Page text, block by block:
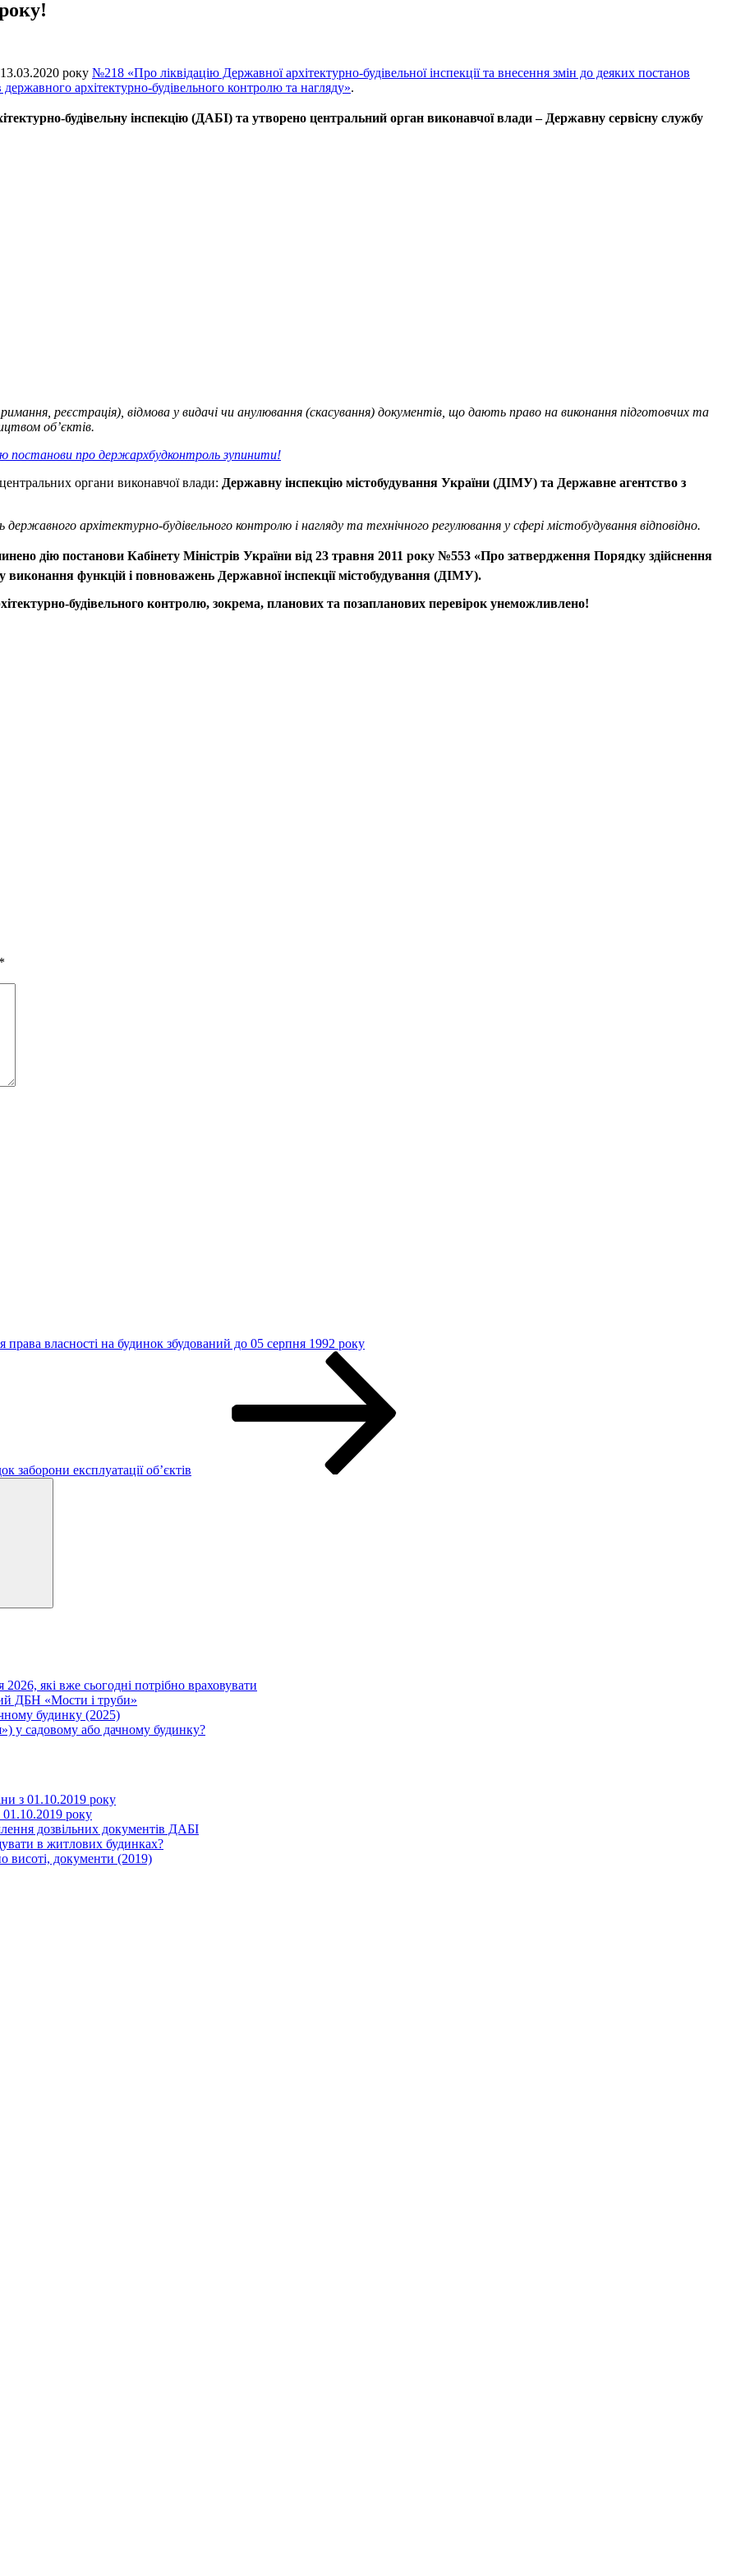
року №218 «Про ліквідацію Державної архітектурно-будівельної інспекції та внесення змін до деяких постанов
архітектурно-будівельного контролю та нагляду».
будівельну інспекцію (ДАБІ) та утворено центральний орган виконавчої влади – Державну сервісну службу
реєстрація), відмова у видачі чи анулювання (скасування) документів, що дають право на виконання підготовчих та
об’єктів.
постанови про держархбудконтроль зупинити!
органи виконавчої влади: Державну інспекцію містобудування України (ДІМУ) та Державне агентство з
архітектурно-будівельного контролю і нагляду та технічного регулювання у сфері містобудування відповідно.
дію постанови Кабінету Міністрів України від 23 травня 2011 року №553 «Про затвердження Порядку здійснення
виконання функцій і повноважень Державної інспекції містобудування (ДІМУ).
будівельного контролю, зокрема, планових та позапланових перевірок унеможливлено!
*
власності на будинок збудований до 05 серпня 1992 року
експлуатації об’єктів
які вже сьогодні потрібно враховувати
ДБН «Мости і труби»
будинку (2025)
у садовому або дачному будинку?
з 01.10.2019 року
01.10.2019 року
дозвільних документів ДАБІ
в житлових будинках?
висоті, документи (2019)